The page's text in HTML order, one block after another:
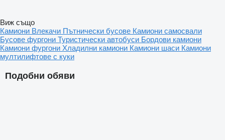
Подобни обяви
Виж също
Камиони Влекачи Пътнически бусове Камиони самосвали
Бусове фургони Туристически автобуси Бордови камиони
Камиони фургони Хладилни камиони Камиони шаси Камиони
мултилифтове с куки